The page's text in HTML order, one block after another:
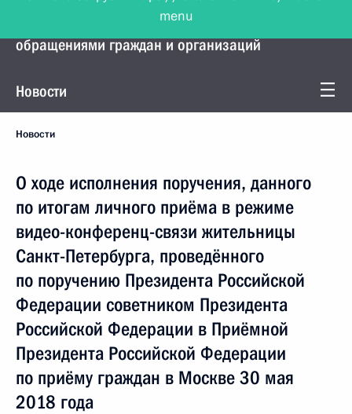
Управление Президента по работе с
обращениями граждан и организаций
Новости
Новости
О ходе исполнения поручения, данного
по итогам личного приёма в режиме
видео-конференц-связи жительницы
Санкт-Петербурга, проведённого
по поручению Президента Российской
Федерации советником Президента
Российской Федерации в Приёмной
Президента Российской Федерации
по приёму граждан в Москве 30 мая
2018 года
menu